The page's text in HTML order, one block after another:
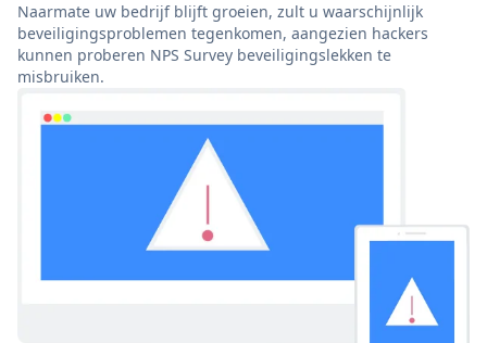
Naarmate uw bedrijf blijft groeien, zult u waarschijnlijk
beveiligingsproblemen tegenkomen, aangezien hackers
kunnen proberen NPS Survey beveiligingslekken te
misbruiken.